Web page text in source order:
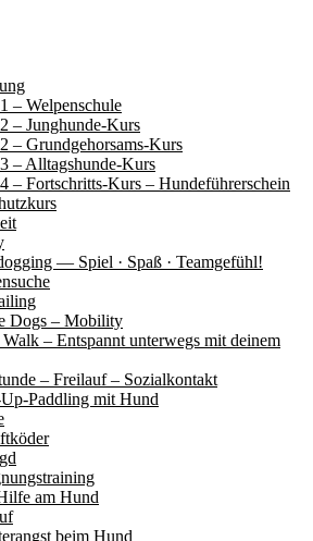
– Welpenschule
– Junghunde-Kurs
– Grundgehorsams-Kurs
– Alltagshunde-Kurs
– Fortschritts-Kurs – Hundeführerschein
— Spiel · Spaß · Teamgefühl!
Dogs – Mobility
Walk – Entspannt unterwegs mit deinem
– Freilauf – Sozialkontakt
Up-Paddling mit Hund
am Hund
beim Hund